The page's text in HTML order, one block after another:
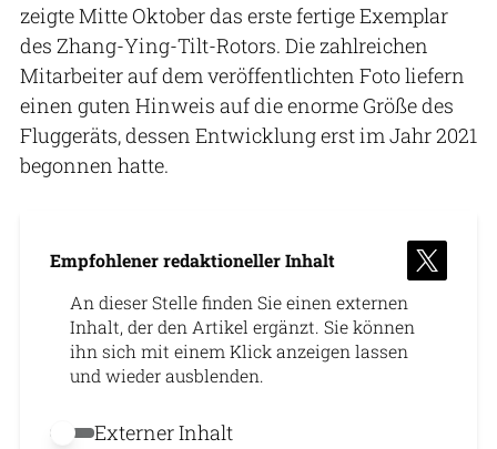
zeigte Mitte Oktober das erste fertige Exemplar
des Zhang-Ying-Tilt-Rotors. Die zahlreichen
Mitarbeiter auf dem veröffentlichten Foto liefern
einen guten Hinweis auf die enorme Größe des
Fluggeräts, dessen Entwicklung erst im Jahr 2021
begonnen hatte.
Empfohlener redaktioneller Inhalt
An dieser Stelle finden Sie einen externen
Inhalt, der den Artikel ergänzt. Sie können
ihn sich mit einem Klick anzeigen lassen
und wieder ausblenden.
Externer Inhalt erlauben
Externer Inhalt